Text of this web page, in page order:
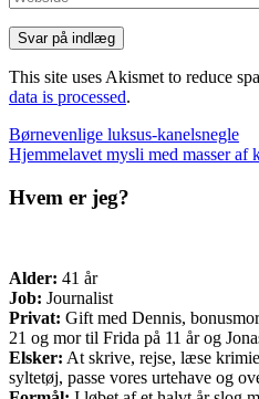
This site uses Akismet to reduce
data is processed.
Indlæg
navigation
Børnevenlige luksus-kanelsnegle
Hjemmelavet mysli med masser af
Hvem er jeg?
Alder: 41 år
Job: Journalist
Privat: Gift med Dennis,
21 og mor til Frida på 11 år og
Elsker: At skrive, rejse, læse
syltetøj, passe vores urtehave og